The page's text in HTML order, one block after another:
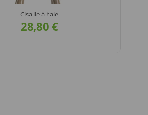
Cisaille à haie
28,80 €